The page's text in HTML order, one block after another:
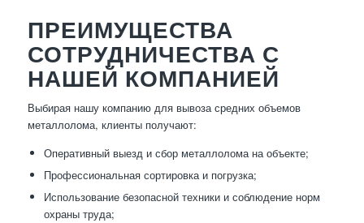
ПРЕИМУЩЕСТВА
СОТРУДНИЧЕСТВА С
НАШЕЙ КОМПАНИЕЙ
Выбирая нашу компанию для вывоза средних объемов
металлолома, клиенты получают:
Оперативный выезд и сбор металлолома на объекте;
Профессиональная сортировка и погрузка;
Использование безопасной техники и соблюдение норм
охраны труда;